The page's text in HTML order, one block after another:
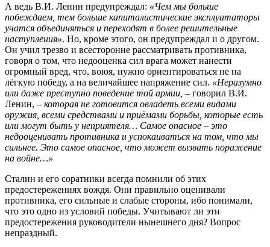
А ведь В.И. Ленин предупреждал: «Чем мы больше
побеждаем, тем больше капиталистические эксплуататоры
учатся объединяться и переходят в более решительные
наступления». Но, кроме этого, он предупреждал и о другом.
Он учил трезво и всесторонне рассматривать противника,
говоря о том, что недооценка сил врага может нанести
огромный вред, что, воюя, нужно ориентироваться не на
лёгкую победу, а на величайшее напряжение сил. «Неразумно
или даже преступно поведение той армии, – говорил В.И.
Ленин, – которая не готовится овладеть всеми видами
оружия, всеми средствами и приёмами борьбы, которые есть
или могут быть у неприятеля… Самое опасное – это
недооценивать противника и успокаиваться на том, что мы
сильнее. Это самое опасное, что может вызвать поражение
на войне…»
Сталин и его соратники всегда помнили об этих
предостережениях вождя. Они правильно оценивали
противника, его сильные и слабые стороны, ибо понимали,
что это одно из условий победы. Учитывают ли эти
предостережения руководители нынешнего дня? Вопрос
непраздный.